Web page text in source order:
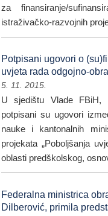
za finansiranje/
istraživačko-razvojnih
Potpisani ugovori o
uvjeta rada odgojno-
5. 11. 2015.
U sjedištu Vlade FBiH,
potpisani su ugovori
nauke i kantonalnih
projekata „Poboljšanja
oblasti predškolskog,
Federalna ministrica
Dilberović, primila